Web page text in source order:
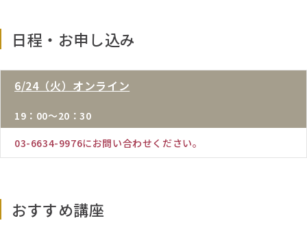
日程・お申し込み
6/24（火）オンライン
19：00～20：30
03-6634-9976にお問い合わせください。
おすすめ講座